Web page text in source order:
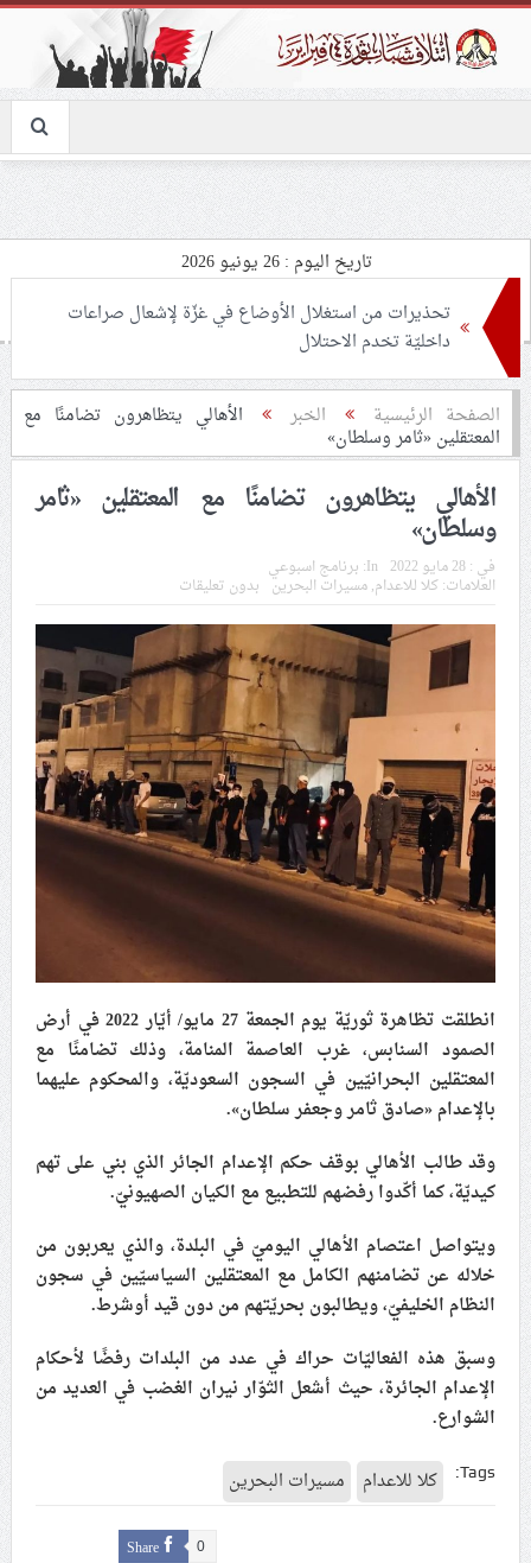
تاريخ اليوم : 26 يونيو 2026
تحذيرات من استغلال الأوضاع في غزّة لإشعال صراعات
داخليّة تخدم الاحتلال
ملفّ إنسانيّ مؤلم.. الأسيرات الفلسطينيّات بين القمع
والإهمال الطبي
55 مأتمًا وحسينيّة يعترضون على الإجراءات القمعيّة للنظام
في موسم عاشوراء
ويعتقل العشرات من الشبّان
الموقف الأسبوعيّ: شعب البحرين سيقطع الأيدي التي تنال
من شعائر عاشوراء.. ولن يساوم على هويّته وقيمه في
الحريّة والتحرير
مقال: عاشوراء البحرين… ميدان جهاد بالكلمة
الفقيه القائد قاسم: لن تقتلوا الحسين.. إنّ الحسين سيقتل
طاغوتيّتكم
انطلاق المحادثات الإيرانيّة- الأمريكيّة في سويسرا
علماء البحرين: طلب الترخيص والإجازة من السلطة في
ممارسة الشعائر الحسينيّة هو في حقيقته محاربة لقضيّة
الإمام الحسين «ع»
لجنة مراسم الوداع والتشييع ومواراة الجثمان للإمام الشهيد
إيران والعراق
الصفحة الرئيسية الخبر الأهالي يتظاهرون تضامنًا مع
المعتقلين «ثامر وسلطان»
الأهالي يتظاهرون تضامنًا مع المعتقلين «ثامر
وسلطان»
في :28 مايو 2022 In: برنامج اسبوعي
العلامات:كلا للاعدام,مسيرات البحرين بدون تعليقات
انطلقت تظاهرة ثوريّة يوم الجمعة 27 مايو/ أيّار 2022 في أرض
الصمود السنابس، غرب العاصمة المنامة، وذلك تضامنًا مع
المعتقلين البحرانيّين في السجون السعوديّة، والمحكوم عليهما
بالإعدام «صادق ثامر وجعفر سلطان».
وقد طالب الأهالي بوقف حكم الإعدام الجائر الذي بني على تهم
كيديّة، كما أكّدوا رفضهم للتطبيع مع الكيان الصهيونيّ.
ويتواصل اعتصام الأهالي اليوميّ في البلدة، والذي يعربون من
خلاله عن تضامنهم الكامل مع المعتقلين السياسيّين في سجون
النظام الخليفيّ، ويطالبون بحريّتهم من دون قيد أوشرط.
وسبق هذه الفعاليّات حراك في عدد من البلدات رفضًا لأحكام
الإعدام الجائرة، حيث أشعل الثوّار نيران الغضب في العديد من
الشوارع.
Tags: كلا للاعدام مسيرات البحرين
Share 0